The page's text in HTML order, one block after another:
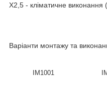
Х2,5 - кліматичне виконання
Варіанти монтажу та
IM1001